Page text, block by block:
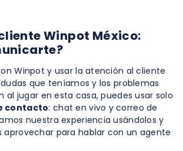
Winpot México:
Winpot y usar la atención al cliente
que teníamos y los problemas
al jugar en esta casa, puedes usar solo
contacto: chat en vivo y correo de
nuestra experiencia usándolos y
aprovechar para hablar con un agente